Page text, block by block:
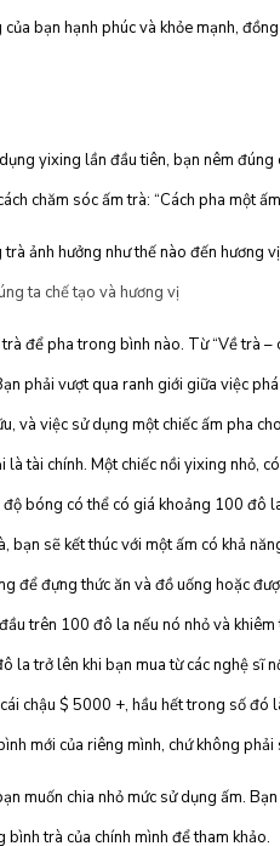
bạn hạnh phúc và khỏe mạnh,
yixing lần đầu tiên, bạn nêm
chăm sóc ấm trà: “Cách pha một
ảnh hưởng như thế nào đến hương
ta chế tạo và hương vị
để pha trong bình nào. Từ “Về trà –
phải vượt qua ranh giới giữa việc
và việc sử dụng một chiếc ấm pha
tài chính. Một chiếc nồi yixing nhỏ,
bóng có thể có giá khoảng 100 đô
bạn sẽ kết thúc với một ấm có khả
để đựng thức ăn và đồ uống hoặc
trên 100 đô la nếu nó nhỏ và
la trở lên khi bạn mua từ các nghệ sĩ
chậu $ 5000 +, hầu hết trong số đó
mới của riêng mình, chứ không
muốn chia nhỏ mức sử dụng ấm.
trà của chính mình để tham khảo.